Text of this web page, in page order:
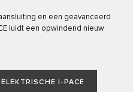
en een geavanceerd
luidt een opwindend nieuw
I-PACE